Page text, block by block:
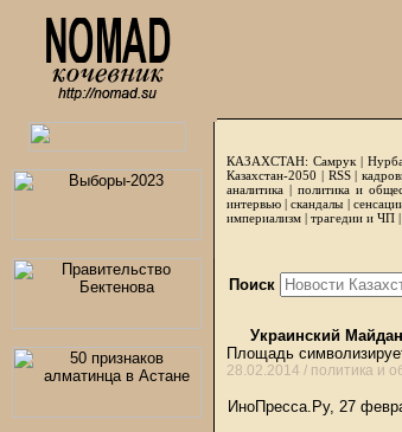
КАЗАХСТАН: Самрук |
Казахстан-2050 | RSS|
аналитика | политика и
интервью |скандалы |
империализм | трагедии и ЧП |
Поиск
Украинский
Площадь
28.02.2014 / политика и
ИноПресса.Ру, 27